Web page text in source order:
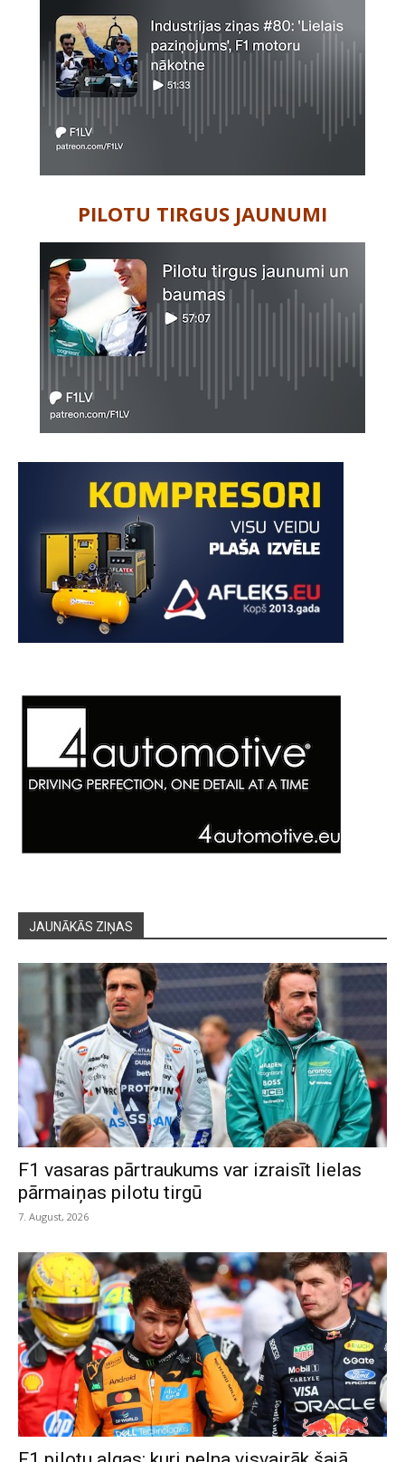
PILOTU TIRGUS JAUNUMI
JAUNĀKĀS ZIŅAS
F1 vasaras pārtraukums var izraisīt lielas
pārmaiņas pilotu tirgū
7. August, 2026